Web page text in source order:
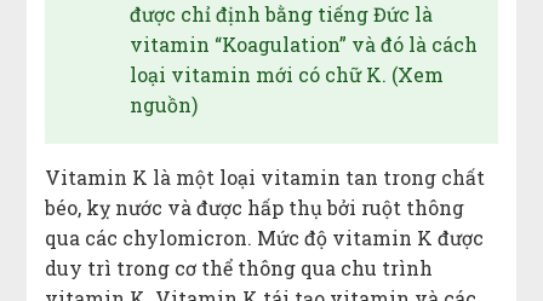
được chỉ định bằng tiếng Đức là
vitamin “Koagulation” và đó là cách
loại vitamin mới có chữ K. (Xem
nguồn)
Vitamin K là một loại vitamin tan trong chất
béo, kỵ nước và được hấp thụ bởi ruột thông
qua các chylomicron. Mức độ vitamin K được
duy trì trong cơ thể thông qua chu trình